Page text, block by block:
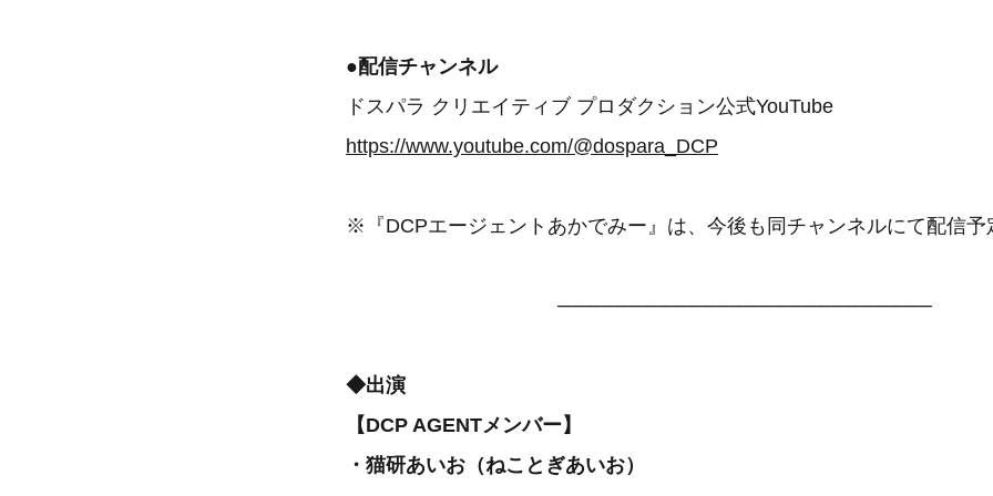
●配信チャンネル
ドスパラ クリエイティブ プロダクション公式YouTube
https://www.youtube.com/@dospara_DCP
※『DCPエージェントあかでみー』は、今後も同チャンネルにて配信予
──────────────────────────
◆出演
【DCP AGENTメンバー】
・猫研あいお（ねことぎあいお）